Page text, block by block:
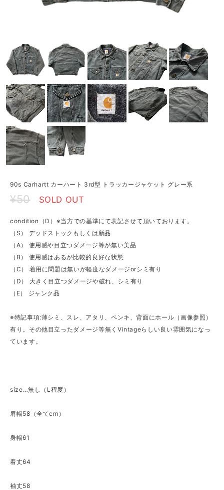
90s Carhartt カーハート 3rd型 トラッカージャケット グレー系
¥50 SOLD OUT
condition（D）※当方での基準にて表記させて頂いております。
（S） デッドストックもしくは新品
（A） 使用感や目立つダメージ等が無い美品
（B） 使用感はあるが比較的良好な状態
（C） 着用に問題は無いが軽度なダメージorシミ有り
（D） 大きく目立つダメージや破れ、シミ有り
（E） ジャンク品
※特記事項:薄シミ、スレ、アタリ、ペンキ、背面にホール（画像参照）
有り。その他目立ったダメージ等無くVintageらしい良い雰囲気になっ
ています。
size…無し（L程度）
肩幅58（全てcm）
身幅61
着丈64
袖丈58